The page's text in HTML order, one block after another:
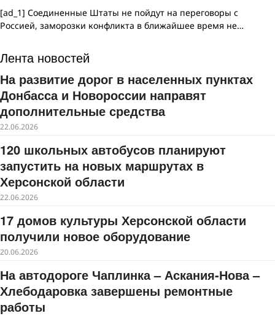
[ad_1] Соединенные Штаты не пойдут на переговоры с
Россией, заморозки конфликта в ближайшее время не…
Лента новостей
На развитие дорог в населенных пунктах
Донбасса и Новороссии направят
дополнительные средства
22.06.2026
120 школьных автобусов планируют
запустить на новых маршрутах в
Херсонской области
22.06.2026
17 домов культуры Херсонской области
получили новое оборудование
20.06.2026
На автодороге Чаплинка – Аскания-Нова –
Хлебодаровка завершены ремонтные
работы